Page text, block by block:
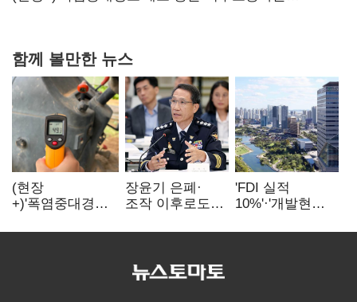
함께 볼만한 뉴스
(현장
+)'폭염중대경보'
이주노동자는
장윤기 은폐·
조작 이후로도
내부비위…경찰
'FDI 실적
10%'·'개발현안
인천경제청장